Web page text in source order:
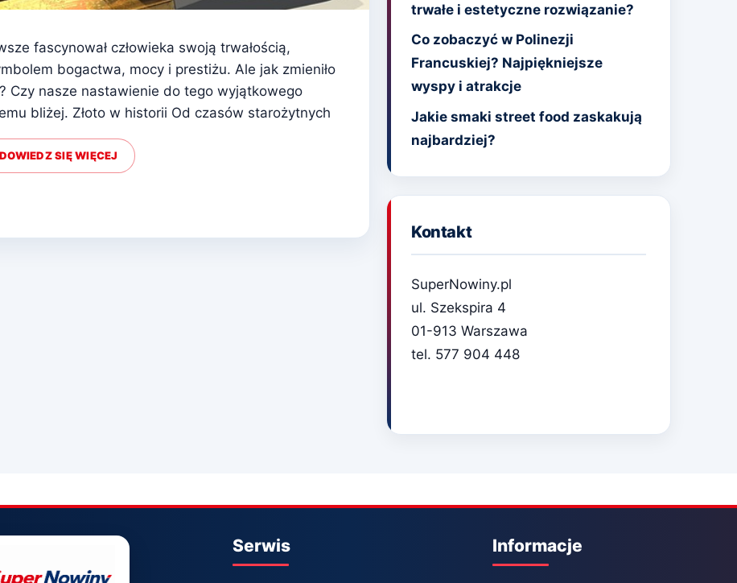
fascynował człowieka swoją trwałością,
bogactwa, mocy i prestiżu. Ale jak zmieniło
Czy nasze nastawienie do tego wyjątkowego
bliżej. Złoto w historii Od czasów starożytnych
DOWIEDZ SIĘ WIĘCEJ
trwałe i estetyczne rozwiązanie?
Co zobaczyć w Polinezji
Francuskiej? Najpiękniejsze
wyspy i atrakcje
Jakie smaki street food zaskakują
najbardziej?
Kontakt
SuperNowiny.pl
ul. Szekspira 4
01-913 Warszawa
tel. 577 904 448
Serwis Informacje